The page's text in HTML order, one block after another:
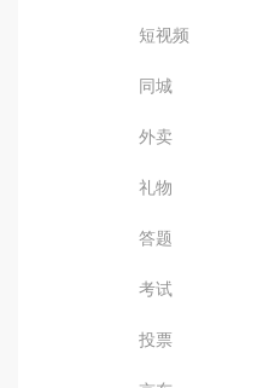
短视频
同城
外卖
礼物
答题
考试
投票